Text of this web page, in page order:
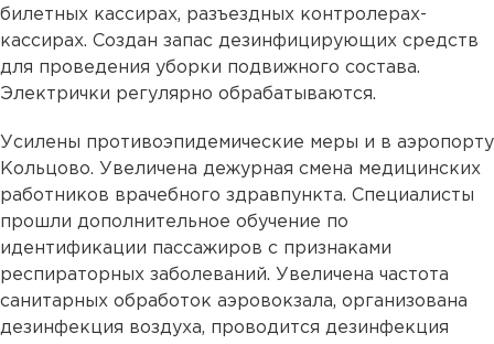
билетных кассирах, разъездных контролерах-
кассирах. Создан запас дезинфицирующих средств
для проведения уборки подвижного состава.
Электрички регулярно обрабатываются.
Усилены противоэпидемические меры и в аэропорту
Кольцово. Увеличена дежурная смена медицинских
работников врачебного здравпункта. Специалисты
прошли дополнительное обучение по
идентификации пассажиров с признаками
респираторных заболеваний. Увеличена частота
санитарных обработок аэровокзала, организована
дезинфекция воздуха, проводится дезинфекция